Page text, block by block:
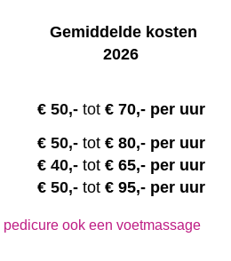
Gemiddelde kosten
2026
€ 50,- tot € 70,- per uur
€ 50,- tot € 80,- per uur
€ 40,- tot € 65,- per uur
€ 50,- tot € 95,- per uur
pedicure ook een voetmassage